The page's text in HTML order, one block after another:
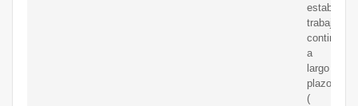
estable,
trabajo
continuo
a
largo
plazo
(